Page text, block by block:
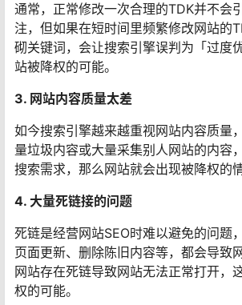
通常，正常修改一次合理的TDK并不会
注，但如果在短时间里频繁修改网站的
砌关键词，会让搜索引擎误判为「过度
站被降权的可能。
3. 网站内容质量太差
如今搜索引擎越来越重视网站内容质量
量垃圾内容或大量采集别人网站的内容
搜索需求，那么网站就会出现被降权的情
4. 大量死链接的问题
死链是经营网站SEO时难以避免的问题
页面更新、删除陈旧内容等，都会导致
网站存在死链导致网站无法正常打开，
权的可能。